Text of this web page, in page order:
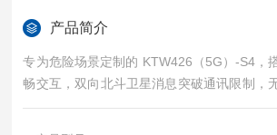
产品简介
专为危险场景定制的 KTW426（5G）-S4，
畅交互，双向北斗卫星消息突破通讯限制，
向互传信息，6.7 英寸轻薄机身时尚便携，